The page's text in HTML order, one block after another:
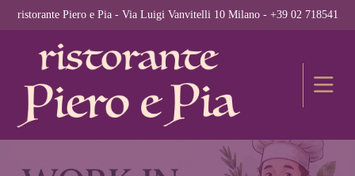
ristorante Piero e Pia - Via Luigi Vanvitelli 10 Milano - +39 02 718541